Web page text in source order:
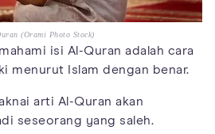
(Orami Photo Stock)
isi Al-Quran adalah cara
menurut Islam dengan benar.
arti Al-Quran akan
seseorang yang saleh.